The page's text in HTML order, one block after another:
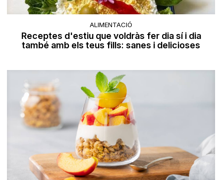
ALIMENTACIÓ
Receptes d'estiu que voldràs fer dia sí i dia
també amb els teus fills: sanes i delicioses